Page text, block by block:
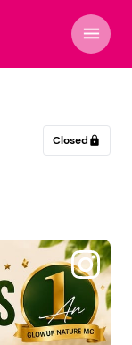
menu
Closed lock